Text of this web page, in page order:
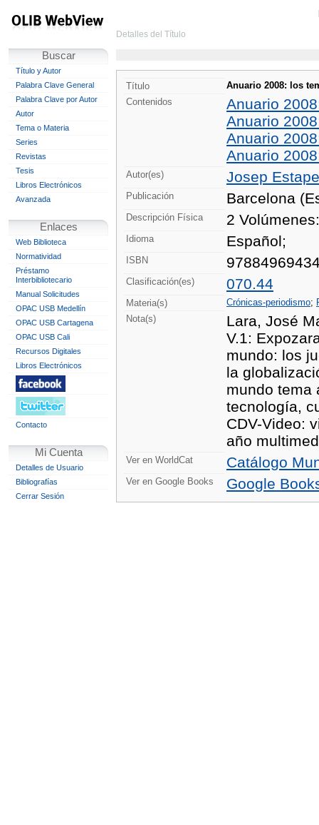
Buscar
Título y Autor
Palabra Clave General
Palabra Clave por Autor
Autor
Tema o Materia
Series
Revistas
Tesis
Libros Electrónicos
Avanzada
Enlaces
Web Biblioteca
Normatividad
Préstamo
Interbibliotecario
Manual Solicitudes
OPAC USB Medellín
OPAC USB Cartagena
OPAC USB Cali
Recursos Digitales
Libros Electrónicos
Contacto
Mi Cuenta
Detalles de Usuario
Bibliografías
Cerrar Sesión
Detalles del Título
Título
Anuario 2008: los
Contenidos
Anuario
Anuario
Anuario
Anuario
Autor(es) Josep
Publicación Barcelona
Descripción Física 2
Idioma Español;
ISBN
Clasificación(es) 070.44
Materia(s) Crónicas-periodismo;
Nota(s)
Lara, José
V.1:
mundo: los
la
mundo tema
tecnología,
CDV-Video:
año
Ver en WorldCat Catálogo
Ver en Google Books Google